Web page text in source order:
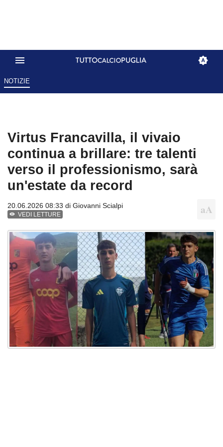
NOTIZIE
Virtus Francavilla, il vivaio
continua a brillare: tre talenti
verso il professionismo, sarà
un'estate da record
20.06.2026 08:33 di Giovanni Scialpi
VEDI LETTURE